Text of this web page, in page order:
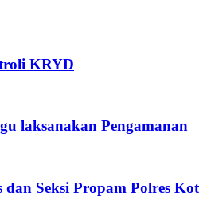
KRYD
laksanakan Pengamanan
Seksi Propam Polres